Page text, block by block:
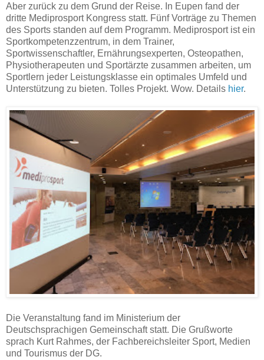
Aber zurück zu dem Grund der Reise. In Eupen fand der
dritte Mediprosport Kongress statt. Fünf Vorträge zu Themen
des Sports standen auf dem Programm. Mediprosport ist ein
Sportkompetenzzentrum, in dem Trainer,
Sportwissenschaftler, Ernährungsexperten, Osteopathen,
Physiotherapeuten und Sportärzte zusammen arbeiten, um
Sportlern jeder Leistungsklasse ein optimales Umfeld und
Unterstützung zu bieten. Tolles Projekt. Wow. Details hier.
Die Veranstaltung fand im Ministerium der
Deutschsprachigen Gemeinschaft statt. Die Grußworte
sprach Kurt Rahmes, der Fachbereichsleiter Sport, Medien
und Tourismus der DG.